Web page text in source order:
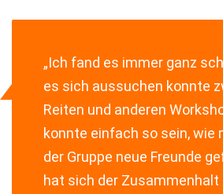
„Ich fand es immer ganz
es sich aussuchen konnte
Reiten und anderen
konnte einfach so sein, wie
der Gruppe neue Freunde
hat sich der Zusammenhalt